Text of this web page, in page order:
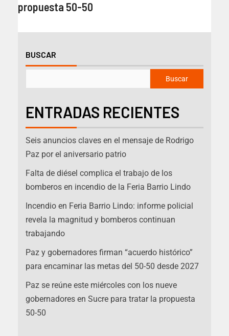
propuesta 50-50
BUSCAR
Buscar
ENTRADAS RECIENTES
Seis anuncios claves en el mensaje de Rodrigo
Paz por el aniversario patrio
Falta de diésel complica el trabajo de los
bomberos en incendio de la Feria Barrio Lindo
Incendio en Feria Barrio Lindo: informe policial
revela la magnitud y bomberos continuan
trabajando
Paz y gobernadores firman “acuerdo histórico”
para encaminar las metas del 50-50 desde 2027
Paz se reúne este miércoles con los nueve
gobernadores en Sucre para tratar la propuesta
50-50